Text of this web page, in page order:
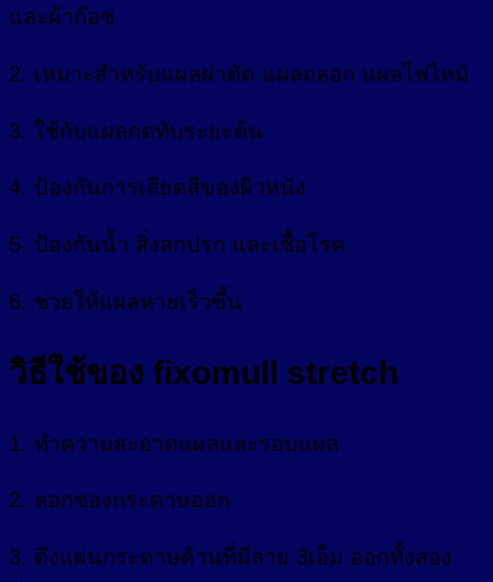
และผ้าก๊อซ
2. เหมาะสำหรับแผลผ่าตัด แผลถลอก แผลไฟไหม้
3. ใช้กับแผลกดทับระยะต้น
4. ป้องกันการเสียดสีของผิวหนัง
5. ป้องกันน้ำ สิ่งสกปรก และเชื้อโรค
6. ช่วยให้แผลหายเร็วขึ้น
วิธีใช้ของ fixomull stretch
1. ทำความสะอาดแผลและรอบแผล
2. ลอกซองกระดาษออก
3. ดึงแผ่นกระดาษด้านที่มีลาย 3เอ็ม ออกทั้งสอง